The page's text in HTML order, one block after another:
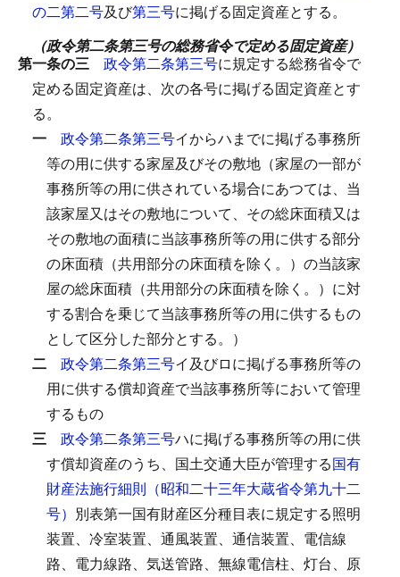
の二第二号及び第三号に掲げる固定資産とする。
（政令第二条第三号の総務省令で定める固定資産）
第一条の三 政令第二条第三号に規定する総務省令で
定める固定資産は、次の各号に掲げる固定資産とす
る。
一 政令第二条第三号イからハまでに掲げる事務所
等の用に供する家屋及びその敷地（家屋の一部が
事務所等の用に供されている場合にあつては、当
該家屋又はその敷地について、その総床面積又は
その敷地の面積に当該事務所等の用に供する部分
の床面積（共用部分の床面積を除く。）の当該家
屋の総床面積（共用部分の床面積を除く。）に対
する割合を乗じて当該事務所等の用に供するもの
として区分した部分とする。）
二 政令第二条第三号イ及びロに掲げる事務所等の
用に供する償却資産で当該事務所等において管理
するもの
三 政令第二条第三号ハに掲げる事務所等の用に供
す償却資産のうち、国土交通大臣が管理する国有
財産法施行細則（昭和二十三年大蔵省令第九十二
号） 別表第一国有財産区分種目表に規定する照明
装置、冷室装置、通風装置、通信装置、電信線
路、電力線路、気送管路、無線電信柱、灯台、原